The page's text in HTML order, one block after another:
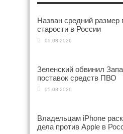
Назван средний размер
старости в России
05.08.2026
Зеленский обвинил
поставок средств ПВО
05.08.2026
Владельцам iPhone
дела против Apple в